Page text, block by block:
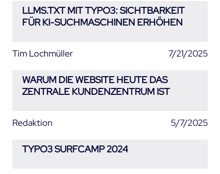
LLMS.TXT MIT TYPO3: SICHTBARKEIT
FÜR KI-SUCHMASCHINEN ERHÖHEN
Tim Lochmüller 7/21/2025
WARUM DIE WEBSITE HEUTE DAS
ZENTRALE KUNDENZENTRUM IST
Redaktion 5/7/2025
TYPO3 SURFCAMP 2024